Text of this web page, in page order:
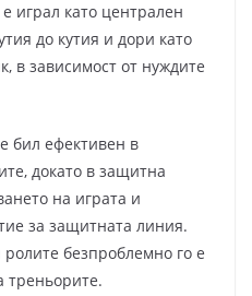
играл като централен
до кутия и дори като
в зависимост от нуждите
бил ефективен в
докато в защитна
на играта и
за защитната линия.
безпроблемно го е
треньорите.